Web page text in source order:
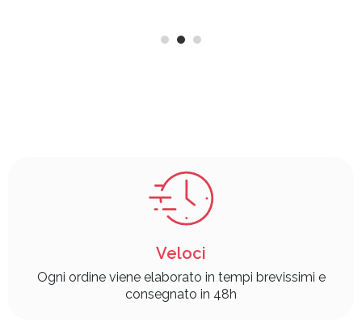
Veloci
Ogni ordine viene elaborato in tempi brevissimi e
consegnato in 48h